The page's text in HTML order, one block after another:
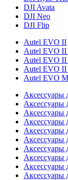
DJI Avata
DJI Neo
DJI Flip
Autel EVO II
Autel EVO II
Autel EVO II
Autel EVO II
Autel EVO
Аксессуары
Аксессуары
Аксессуары
Аксессуары
Аксессуары
Аксессуары
Аксессуары
Аксессуары
Аксессуары
Аксессуары